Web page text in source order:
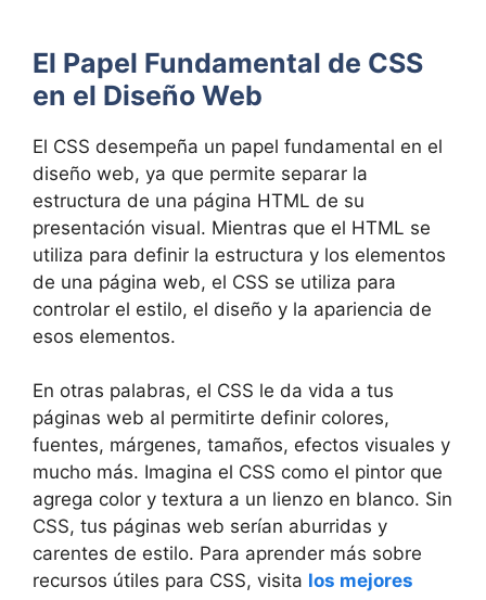
El Papel Fundamental de CSS
en el Diseño Web
El CSS desempeña un papel fundamental en el
diseño web, ya que permite separar la
estructura de una página HTML de su
presentación visual. Mientras que el HTML se
utiliza para definir la estructura y los elementos
de una página web, el CSS se utiliza para
controlar el estilo, el diseño y la apariencia de
esos elementos.
En otras palabras, el CSS le da vida a tus
páginas web al permitirte definir colores,
fuentes, márgenes, tamaños, efectos visuales y
mucho más. Imagina el CSS como el pintor que
agrega color y textura a un lienzo en blanco. Sin
CSS, tus páginas web serían aburridas y
carentes de estilo. Para aprender más sobre
recursos útiles para CSS, visita los mejores